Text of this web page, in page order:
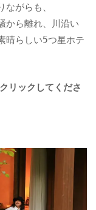
がらも、
から離れ、川沿い
晴らしい5つ星ホテ
リックしてくださ